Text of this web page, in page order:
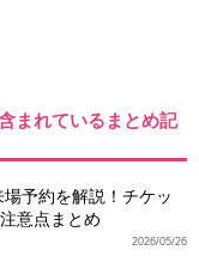
まれているまとめ記
場予約を解説！チケッ
意点まとめ
2026/05/26